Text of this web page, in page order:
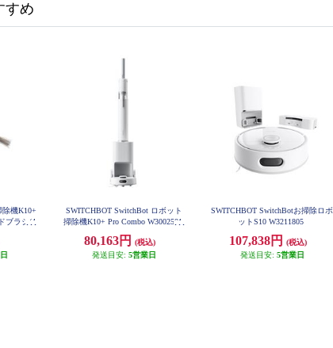
すめ
除機K10+
ブラシ(4
SWITCHBOT SwitchBot ロボット
掃除機K10+ Pro Combo W3002501
80,163円
(税込)
発送目安: 5営業日
SWITCHBOT SwitchBotお掃除ロボ
ットS10 W3211805
107,838円
(税込)
発送目安: 5営業日